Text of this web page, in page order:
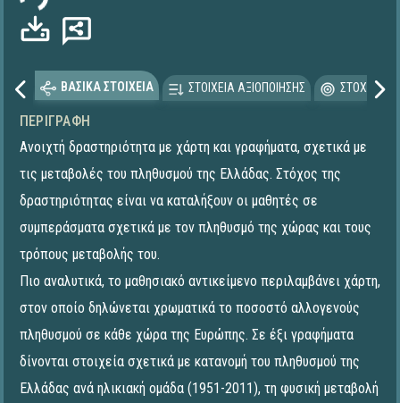
ΒΑΣΙΚΑ ΣΤΟΙΧΕΙΑ ΣΤΟΙΧΕΙΑ ΑΞΙΟΠΟΙΗΣΗΣ
ΠΕΡΙΓΡΑΦΉ
Ανοιχτή δραστηριότητα με χάρτη και γραφήματα, σχετικά με
τις μεταβολές του πληθυσμού της Ελλάδας. Στόχος της
δραστηριότητας είναι να καταλήξουν οι μαθητές σε
συμπεράσματα σχετικά με τον πληθυσμό της χώρας και τους
τρόπους μεταβολής του.
Πιο αναλυτικά, το μαθησιακό αντικείμενο περιλαμβάνει χάρτη,
στον οποίο δηλώνεται χρωματικά το ποσοστό αλλογενούς
πληθυσμού σε κάθε χώρα της Ευρώπης. Σε έξι γραφήματα
δίνονται στοιχεία σχετικά με κατανομή του πληθυσμού της
Ελλάδας ανά ηλικιακή ομάδα (1951-2011), τη φυσική μεταβολή